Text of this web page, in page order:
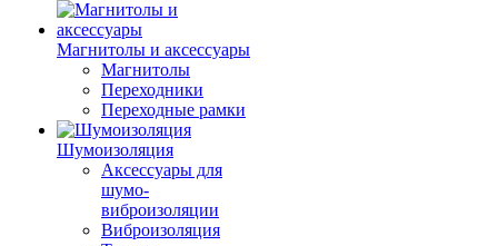
Магнитолы и аксессуары
Магнитолы
Переходники
Переходные рамки
Шумоизоляция
Аксессуары для
шумо-
виброизоляции
Виброизоляция